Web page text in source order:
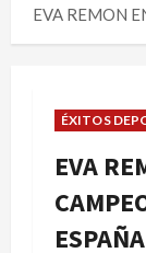
EVA REMON
ÉXITOS
EVA
ESPAÑA